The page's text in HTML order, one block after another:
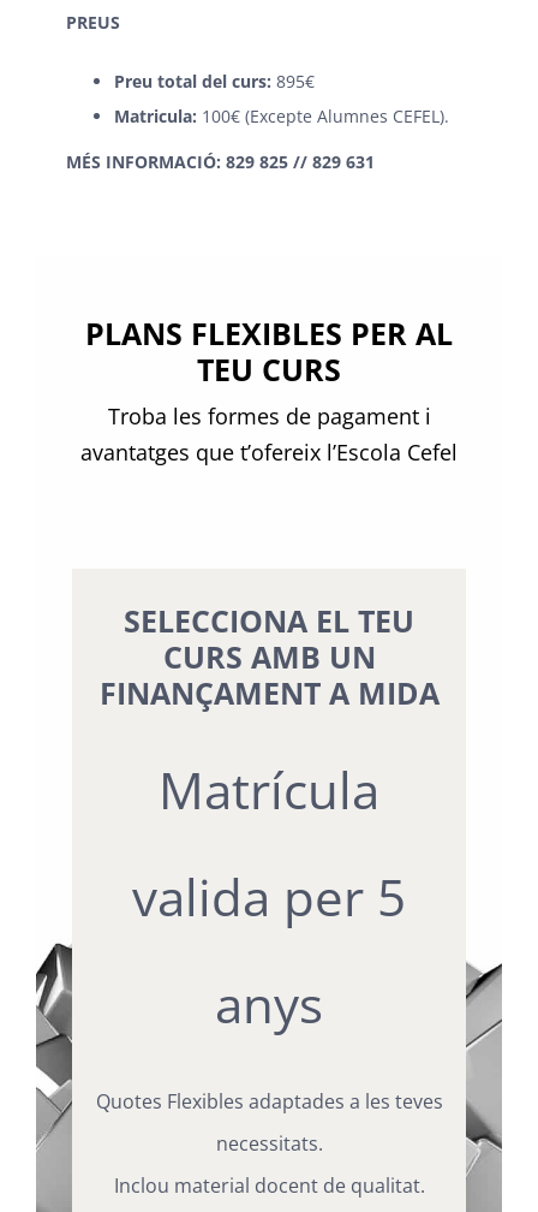
PREUS
Preu total del curs: 895€
Matricula: 100€ (Excepte Alumnes CEFEL).
MÉS INFORMACIÓ: 829 825 // 829 631
PLANS FLEXIBLES PER AL
TEU CURS
Troba les formes de pagament i
avantatges que t’ofereix l’Escola Cefel
SELECCIONA EL TEU
CURS AMB UN
FINANÇAMENT A MIDA
Matrícula
valida per 5
anys
Quotes Flexibles adaptades a les teves
necessitats.
Inclou material docent de qualitat.